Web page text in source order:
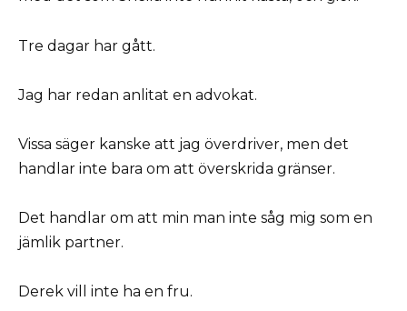
Tre dagar har gått.
Jag har redan anlitat en advokat.
Vissa säger kanske att jag överdriver, men det
handlar inte bara om att överskrida gränser.
Det handlar om att min man inte såg mig som en
jämlik partner.
Derek vill inte ha en fru.